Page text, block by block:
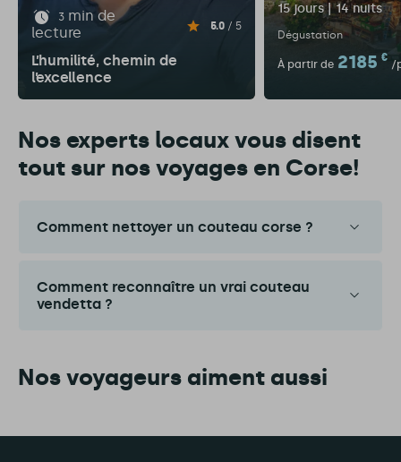
3 min de
lecture
5.0/ 5
L’humilité, chemin de
l’excellence
15 jours | 14 nuits
Dégustation
À partir de 2185 €
/
Nos experts locaux vous disent
tout sur nos voyages en Corse!
Comment nettoyer un couteau corse ?
Comment reconnaître un vrai couteau
vendetta ?
Nos voyageurs aiment aussi